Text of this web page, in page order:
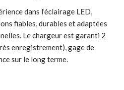
dans l’éclairage LED,
fiables, durables et adaptées
Le chargeur est garanti 2
enregistrement), gage de
sur le long terme.